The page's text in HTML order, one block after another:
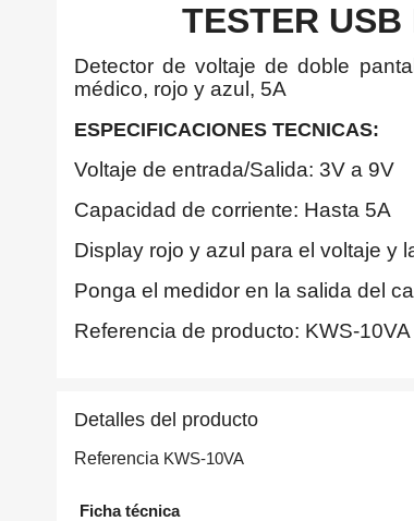
TESTER
Detector de voltaje de doble
médico, rojo y azul, 5A
ESPECIFICACIONES TECNICAS:
Voltaje de entrada/Salida: 3V a 9V
Capacidad de corriente: Hasta 5A
Display rojo y azul para el voltaje y
Ponga el medidor en la salida del
Referencia de producto: KWS-10VA
Detalles del producto
Referencia KWS-10VA
Ficha técnica